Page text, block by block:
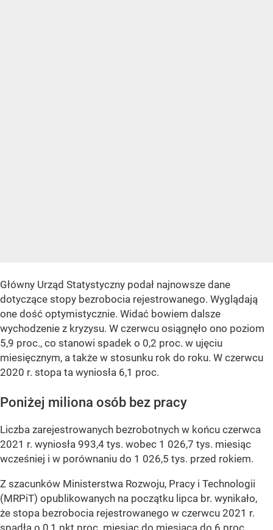
Główny Urząd Statystyczny podał najnowsze dane
dotyczące stopy bezrobocia rejestrowanego. Wyglądają
one dość optymistycznie. Widać bowiem dalsze
wychodzenie z kryzysu. W czerwcu osiągnęło ono poziom
5,9 proc., co stanowi spadek o 0,2 proc. w ujęciu
miesięcznym, a także w stosunku rok do roku. W czerwcu
2020 r. stopa ta wyniosła 6,1 proc.
Poniżej miliona osób bez pracy
Liczba zarejestrowanych bezrobotnych w końcu czerwca
2021 r. wyniosła 993,4 tys. wobec 1 026,7 tys. miesiąc
wcześniej i w porównaniu do 1 026,5 tys. przed rokiem.
Z szacunków Ministerstwa Rozwoju, Pracy i Technologii
(MRPiT) opublikowanych na początku lipca br. wynikało,
że stopa bezrobocia rejestrowanego w czerwcu 2021 r.
spadła o 0,1 pkt proc. miesiąc do miesiąca do 6 proc.